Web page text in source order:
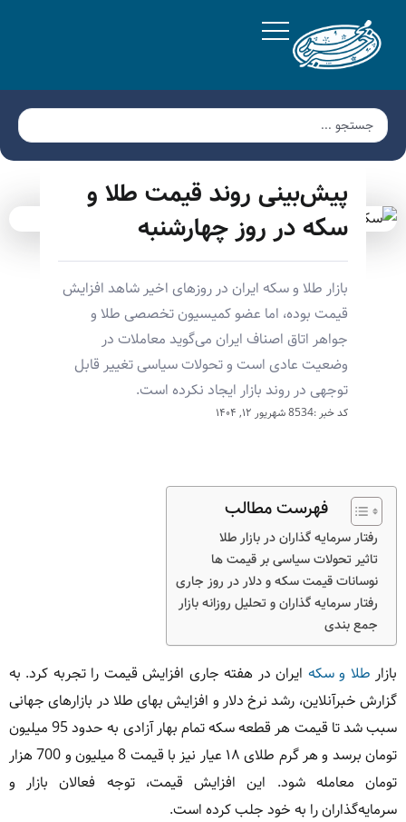
پیش‌بینی روند قیمت طلا و
سکه در روز چهارشنبه
بازار طلا و سکه ایران در روزهای اخیر شاهد افزایش
قیمت بوده، اما عضو کمیسیون تخصصی طلا و
جواهر اتاق اصناف ایران می‌گوید معاملات در
وضعیت عادی است و تحولات سیاسی تغییر قابل
توجهی در روند بازار ایجاد نکرده است.
کد خبر :8534 شهریور ۱۲, ۱۴۰۴
فهرست مطالب
رفتار سرمایه‌ گذاران در بازار طلا
تاثیر تحولات سیاسی بر قیمت‌ ها
نوسانات قیمت سکه و دلار در روز جاری
رفتار سرمایه‌ گذاران و تحلیل روزانه بازار
جمع‌ بندی
بازار طلا و سکه ایران در هفته جاری افزایش قیمت را تجربه کرد. به
گزارش خبرآنلاین، رشد نرخ دلار و افزایش بهای طلا در بازارهای جهانی
سبب شد تا قیمت هر قطعه سکه تمام بهار آزادی به حدود 95 میلیون
تومان برسد و هر گرم طلای ۱۸ عیار نیز با قیمت 8 میلیون و 700 هزار
تومان معامله شود. این افزایش قیمت، توجه فعالان بازار و
سرمایه‌گذاران را به خود جلب کرده است.